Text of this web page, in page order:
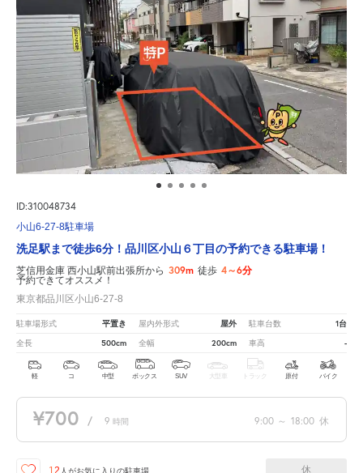
ID:310048734
小山6-27-8駐車場
洗足駅まで徒歩6分！品川区小山６丁目の予約できる駐車場！
芝信用金庫 西小山駅前出張所から 309m 徒歩 4～6分
予約できてオススメ！
東京都品川区小山6-27-8
駐車場形式 平置き 屋内外形式 屋外 駐車台数 1台
全長 500cm 全幅 200cm 車高 -
軽 コ 中型 ボックス SUV 大型車 トラック 原付 バイク
¥700 / 9 時間 9:00 ～ 18:00 休
12 人がお気に入りの駐車場 休